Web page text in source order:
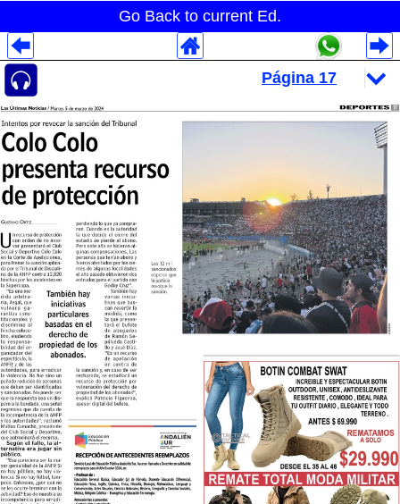
Go Back to current Ed.
Despliegues Analytics
Despliegues Totales
Despliegues por Rubros